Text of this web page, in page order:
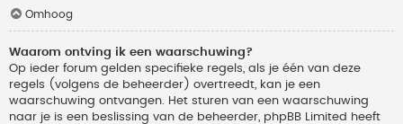
Omhoog
Waarom ontving ik een waarschuwing?
Op ieder forum gelden specifieke regels, als je één van deze
regels (volgens de beheerder) overtreedt, kan je een
waarschuwing ontvangen. Het sturen van een waarschuwing
naar je is een beslissing van de beheerder, phpBB Limited heeft